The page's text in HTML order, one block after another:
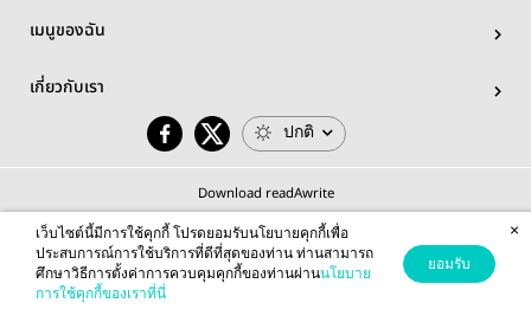
เมนูของฉัน
เกี่ยวกับเรา
ปกติ
Download readAwrite
© 2026 readAwrite.com by MEB Corporation Public Company Limited
This site is protected by reCAPTCHA and the Google
เว็บไซต์นี้มีการใช้คุกกี้ โปรดยอมรับนโยบายคุกกี้เพื่อ
ประสบการณ์การใช้บริการที่ดีที่สุดของท่าน ท่านสามารถ
ศึกษาวิธีการตั้งค่าการควบคุมคุกกี้ของท่านผ่านนโยบาย
การใช้คุกกี้ของเราที่นี่
ยอมรับ
×